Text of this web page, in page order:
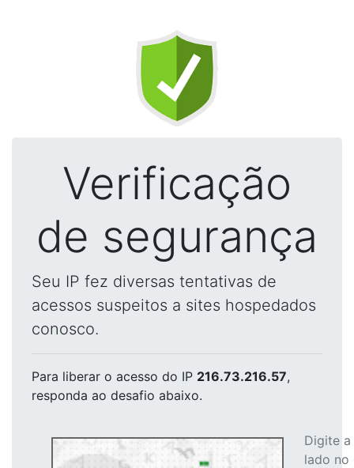
Verificação
de segurança
Seu IP fez diversas tentativas de
acessos suspeitos a sites hospedados
conosco.
Para liberar o acesso do IP 216.73.216.57,
responda ao desafio abaixo.
Digite
lado no